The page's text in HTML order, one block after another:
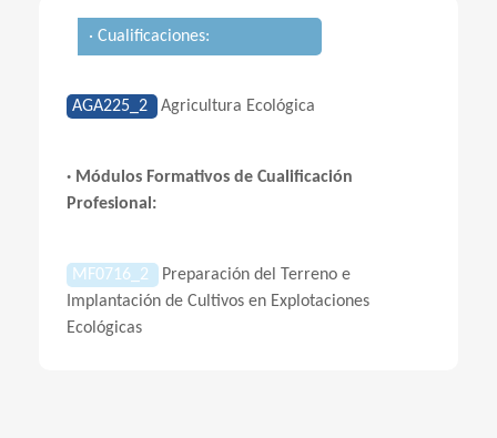
· Cualificaciones:
AGA225_2 Agricultura Ecológica
· Módulos Formativos de Cualificación
Profesional:
MF0716_2
Preparación del Terreno e
Implantación de Cultivos en Explotaciones
Ecológicas